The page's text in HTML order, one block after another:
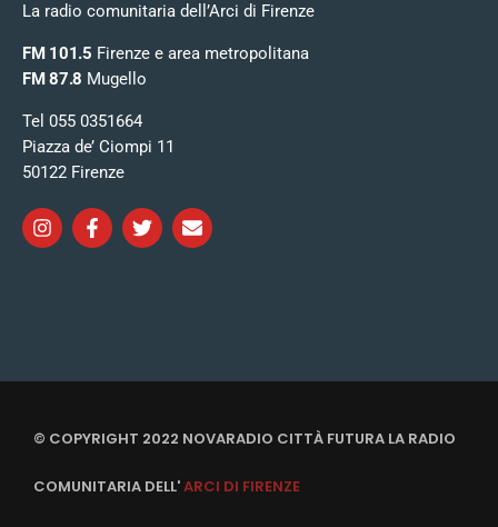
La radio comunitaria dell’Arci di Firenze
FM 101.5 Firenze e area metropolitana
FM 87.8 Mugello
Tel 055 0351664
Piazza de’ Ciompi 11
50122 Firenze
© COPYRIGHT 2022 NOVARADIO CITTÀ FUTURA LA RADIO
COMUNITARIA DELL'ARCI DI FIRENZE